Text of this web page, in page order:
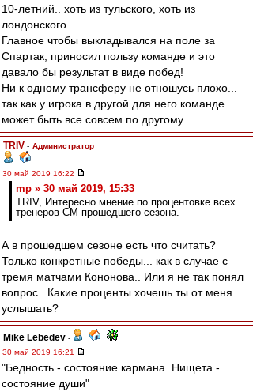
10-летний.. хоть из тульского, хоть из
лондонского...
Главное чтобы выкладывался на поле за
Спартак, приносил пользу команде и это
давало бы результат в виде побед!
Ни к одному трансферу не отношусь плохо...
так как у игрока в другой для него команде
может быть все совсем по другому...
TRIV - Администратор
30 май 2019 16:22
mp » 30 май 2019, 15:33
TRIV, Интересно мнение по процентовке всех
тренеров СМ прошедшего сезона.
А в прошедшем сезоне есть что считать?
Только конкретные победы... как в случае с
тремя матчами Кононова.. Или я не так понял
вопрос.. Какие проценты хочешь ты от меня
услышать?
Mike Lebedev -
30 май 2019 16:21
"Бедность - состояние кармана. Нищета -
состояние души"